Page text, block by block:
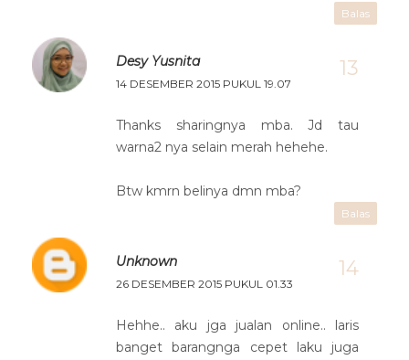
Balas
Desy Yusnita
14 DESEMBER 2015 PUKUL 19.07
Thanks sharingnya mba. Jd tau
warna2 nya selain merah hehehe.
Btw kmrn belinya dmn mba?
Balas
Unknown
26 DESEMBER 2015 PUKUL 01.33
Hehhe.. aku jga jualan online.. laris
banget barangnga cepet laku juga